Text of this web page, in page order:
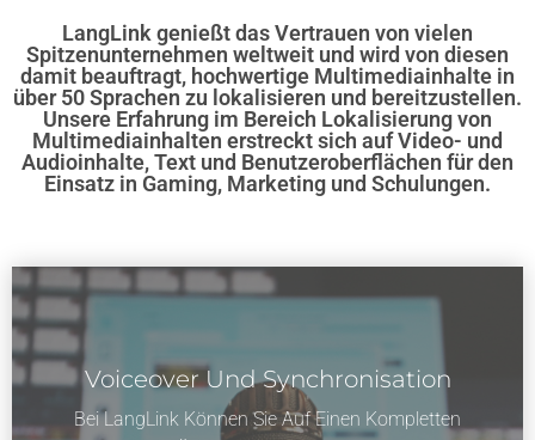
LangLink genießt das Vertrauen von vielen
Spitzenunternehmen weltweit und wird von diesen
damit beauftragt, hochwertige Multimediainhalte in
über 50 Sprachen zu lokalisieren und bereitzustellen.
Unsere Erfahrung im Bereich Lokalisierung von
Multimediainhalten erstreckt sich auf Video- und
Audioinhalte, Text und Benutzeroberflächen für den
Einsatz in Gaming, Marketing und Schulungen.
Voiceover Und Synchronisation
Bei LangLink Können Sie Auf Einen Kompletten